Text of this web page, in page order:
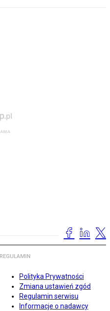
REGULAMIN
Polityka Prywatności
Zmiana ustawień zgód
Regulamin serwisu
Informacje o nadawcy